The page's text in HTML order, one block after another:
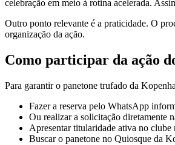
celebração em meio à rotina acelerada.
Outro ponto relevante é a praticidade. O
organização da ação.
Como participar da ação
Para garantir o panetone trufado da
Fazer a reserva pelo WhatsApp
Ou realizar a solicitação diretamente
Apresentar titularidade ativa no clube
Buscar o panetone no Quiosque da